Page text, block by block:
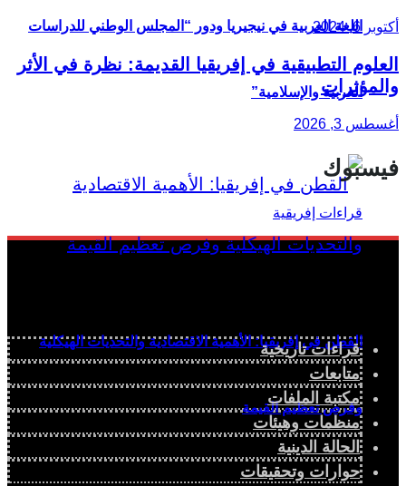
اللغة العربية في نيجيريا ودور “المجلس الوطني للدراسات
العربية والإسلامية”
القطن في إفريقيا: الأهمية الاقتصادية والتحديات الهيكلية
وفرص تعظيم القيمة
أكتوبر 6, 2024
العلوم التطبيقية في إفريقيا القديمة: نظرة في الأثر
والمؤثرات
أغسطس 3, 2026
فيسبوك
قراءات تاريخية
متابعات
مكتبة الملفات
منظمات وهيئات
الحالة الدينية
حوارات وتحقيقات